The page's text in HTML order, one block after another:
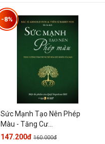
Sức Mạnh Tạo Nên Phép
Màu - Tăng Cư...
-8%
147.200đ 160.000đ